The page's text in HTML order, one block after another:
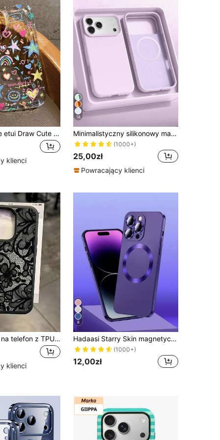
4,85
4,85 390 9.4K
4,85 390
Przezroczyste etui Draw Cute z nadrukiem tęczowych gwiazdek, kompatybilne z 13/11/17/17pro/16/14/15/15pro/15 Plus/15 Promax/12pro/13pro/14pro/12mini/13mini/11promax/12promax/13promax/14promax/14plus/17pro Max/17Air/16Pro/16plus/16promax/17promax i Galaxy/A54/A14/A12/A13/A15/A32/A33/A24/A52S/S20/S21/S22/S23/S24/S23Plus/S24ultra/S25/A15/A33/A23
klienci
18
Minimalistyczny silikonowy magnetyczny płynny silikonowy jednokolorowy bezprzewodowy futerał ochronny na telefon z ładowaniem 1 szt. kompatybilny z 17 Air 16 14 13 12 15 Pro Max Plus z aksamitną ochroną aparatu Jednolity jasnofioletowy prezent urodzinowy na Dzień Matki, biznesowy, profesjonalny, biurowy
(1000+)
25,00zł
Powracający klienci
Etui ochronne na telefon z TPU z czarną koronką, odporne na wstrząsy, 1 szt., z malowanym kwiatem, matową teksturą liczi, pełna ochrona, kompatybilne z 11 12 13 14 15 16 17 Pro Max, estetyczny prezent wiosenny na urodziny i rocznicę
klienci
8
Hadaasi Starry Skin magnetyczne ochronne etui na telefon z soczewką powiększającą, kompatybilne z 17e/17Pro/17ProMax/17Air/17/16Pro/16ProMax/16Plus/16/15Pro/15ProMax/15Plus/15/14Pro/14ProMax/14Plus/14/13Pro/13ProMax/13/12Pro/12ProMax/12/11ProMax/11/11Pro/XSMax/XR/XS
(1000+)
12,00zł